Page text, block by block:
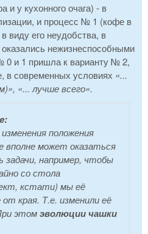
у кухонного очага) - в
и процесс № 1 (кофе в
виду его неудобства, в
оказались нежизнеспособными
и 1 пришла к варианту № 2,
в современных условиях «...
«... лучше всего».
положения
вполне может оказаться
задачи, например, чтобы
со стола
кстати) мы её
края. Т.е. изменили её
этомэволюции чашки